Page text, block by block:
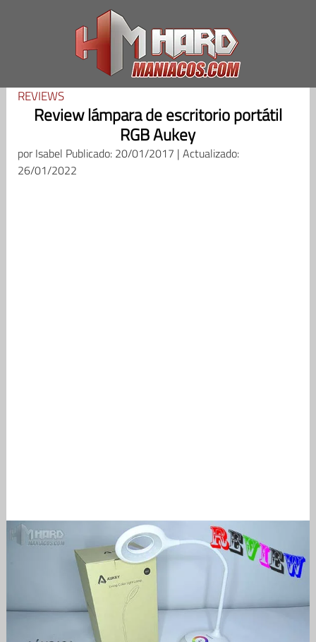
REVIEWS
Review lámpara de escritorio portátil
RGB Aukey
porIsabel Publicado: 20/01/2017 | Actualizado:
26/01/2022